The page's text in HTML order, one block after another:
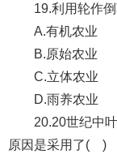
19.利用轮作
A.有机农业
B.原始农业
C.立体农业
D.雨养农业
20.20世纪中
原因是采用了( )